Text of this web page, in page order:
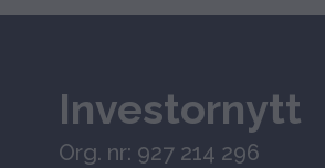
Investornytt
Org. nr: 927 214 296